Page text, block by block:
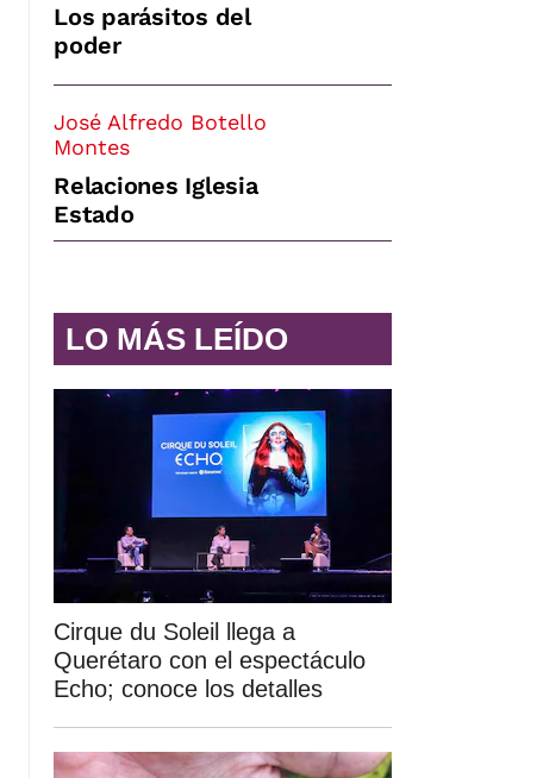
Los parásitos del
poder
José Alfredo Botello
Montes
Relaciones Iglesia
Estado
LO MÁS LEÍDO
Cirque du Soleil llega a
Querétaro con el espectáculo
Echo; conoce los detalles